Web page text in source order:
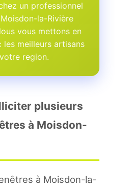
un professionnel
la-Rivière
vous mettons en
les meilleurs artisans
region.
plusieurs
à Moisdon-
à Moisdon-la-